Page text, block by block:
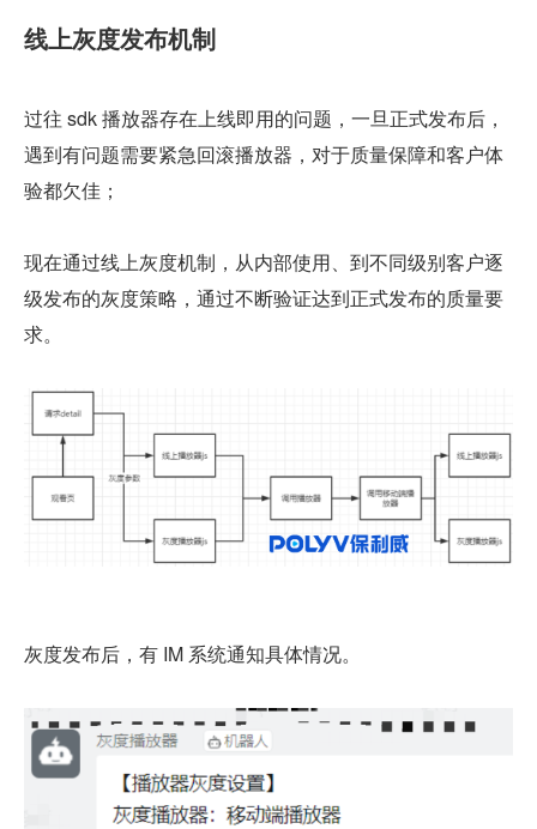
线上灰度发布机制
过往 sdk 播放器存在上线即用的问题，一旦正式发布后，
遇到有问题需要紧急回滚播放器，对于质量保障和客户体
验都欠佳；
现在通过线上灰度机制，从内部使用、到不同级别客户逐
级发布的灰度策略，通过不断验证达到正式发布的质量要
求。
灰度发布后，有 IM 系统通知具体情况。